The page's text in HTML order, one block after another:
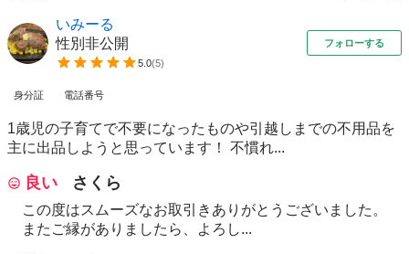
いみーる
性別非公開
5.0(5)
フォローする
身分証 電話番号
1歳児の子育てで不要になったものや引越しまでの不用品を
主に出品しようと思っています！ 不慣れ...
良い さくら
この度はスムーズなお取引きありがとうございました。
またご縁がありましたら、よろし...